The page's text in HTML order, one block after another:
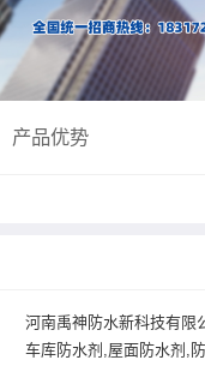
产品优势
河南禹神防水新科技有限
车库防水剂,屋面防水剂,